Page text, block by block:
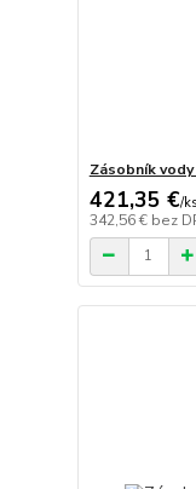
Zásobník vody
421,35 €/ks
342,56 € bez